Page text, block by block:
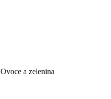
Ovoce a zelenina